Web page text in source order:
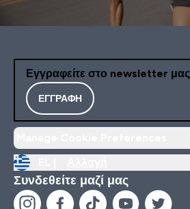
Εγγραφείτε στο newsletter μας
ΕΓΓΡΑΦΉ
Συνδεθείτε μαζί μας